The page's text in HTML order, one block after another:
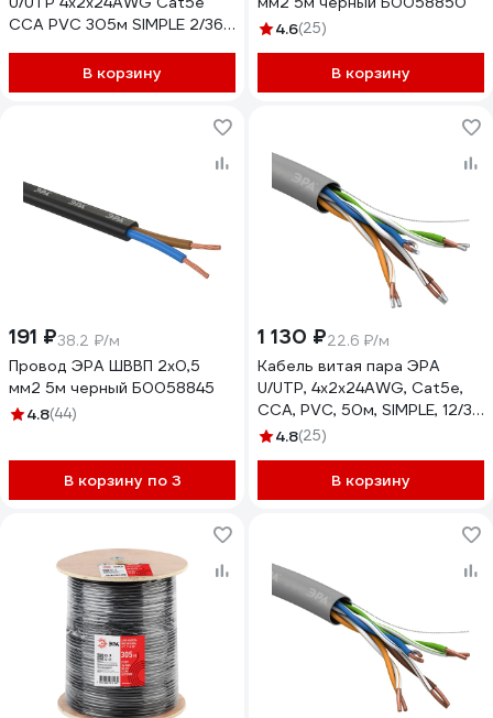
CCA PVC 305м SIMPLE 2/36
В корзину
4.6(25)
В корзину
191 ₽38.2 ₽/м
Провод ЭРА ШВВП 2x0,5
мм2 5м черный Б0058845
4.8(44)
В корзину по 3
1 130 ₽22.6 ₽/м
Кабель витая пара ЭРА
U/UTP, 4x2x24AWG, Cat5e,
CCA, PVC, 50м, SIMPLE, 12/3
Б0044438
4.8(25)
В корзину